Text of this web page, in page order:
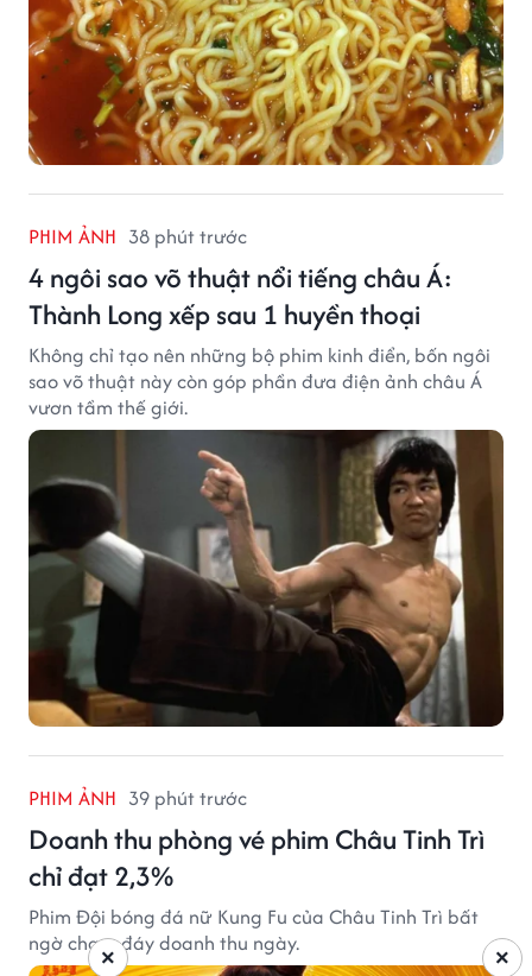
PHIM ẢNH 38 phút trước
4 ngôi sao võ thuật nổi tiếng châu Á:
Thành Long xếp sau 1 huyền thoại
Không chỉ tạo nên những bộ phim kinh điển, bốn ngôi
sao võ thuật này còn góp phần đưa điện ảnh châu Á
vươn tầm thế giới.
PHIM ẢNH 39 phút trước
Doanh thu phòng vé phim Châu Tinh Trì
chỉ đạt 2,3%
Phim Đội bóng đá nữ Kung Fu của Châu Tinh Trì bất
ngờ chạm đáy doanh thu ngày.
×
×